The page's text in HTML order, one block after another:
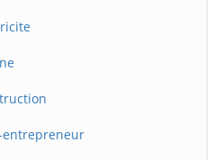
entrepreneur